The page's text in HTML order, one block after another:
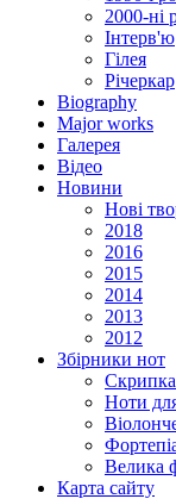
2000-ні
Інтерв'ю
Гілея
Річеркар
Biography
Major works
Галерея
Відео
Новини
Нові
2018
2016
2015
2014
2013
2012
Збірники нот
Ноти
Велика
Карта сайту